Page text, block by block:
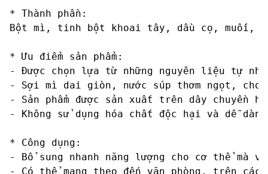
* Thành phần:
Bột mì, tinh bột khoai tây, dầu cọ, muối,
* Ưu điểm sản phẩm:
- Được chọn lựa từ những nguyên liệu tự
- Sợi mì dai giòn, nước súp thơm ngọt, cho
- Sản phẩm được sản xuất trên dây chuyền
- Không sử dụng hóa chất độc hại và dễ
* Công dụng:
- Bổ sung nhanh năng lượng cho cơ thể
- Có thể mang theo đến văn phòng, trên